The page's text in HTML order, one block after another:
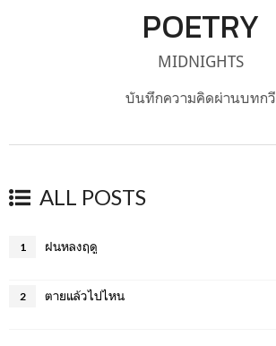
POETRY
MIDNIGHTS
บันทึกความคิดผ่านบทกวี
ALL POSTS
1 ฝนหลงฤดู
2 ตายแล้วไปไหน